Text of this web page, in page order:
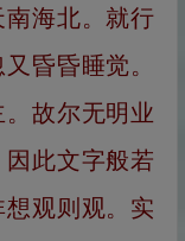
海北。就行
昏昏睡觉。
故尔无明业
此文字般若
观则观。实